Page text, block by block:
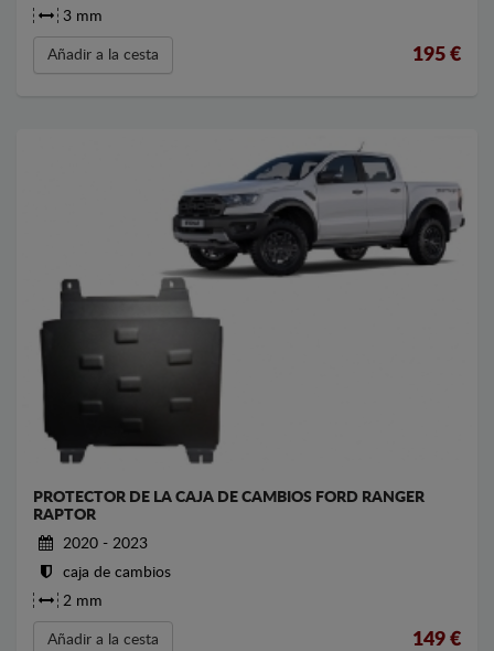
3 mm
Añadir a la cesta 195 €
PROTECTOR DE LA CAJA DE CAMBIOS FORD RANGER
RAPTOR
2020 - 2023
caja de cambios
2 mm
Añadir a la cesta 149 €